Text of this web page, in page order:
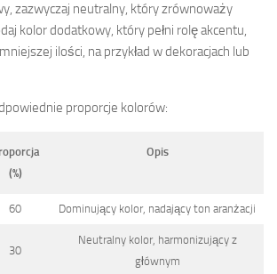
zazwyczaj neutralny, który zrównoważy
kolor dodatkowy, który pełni rolę akcentu,
ilości, na przykład w dekoracjach lub
proporcje kolorów:
(%)
Opis
60 Dominujący kolor, nadający ton aranżacji
30
Neutralny kolor, harmonizujący z
głównym